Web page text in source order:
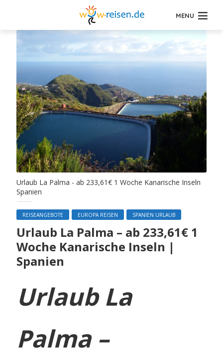
MENU
Urlaub La Palma - ab 233,61€ 1 Woche Kanarische Inseln
Spanien
REISEANGEBOTE EUROPA REISEN SPANIEN URLAUB
Urlaub La Palma – ab 233,61€ 1
Woche Kanarische Inseln |
Spanien
Urlaub La
Palma –